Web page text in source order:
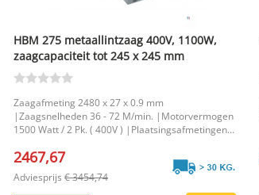
HBM 275 metaallintzaag 400V, 1100W,
zaagcapaciteit tot 245 x 245 mm
Zaagafmeting 2480 x 27 x 0.9 mm
|Zaagsnelheden 36 - 72 M/min. |Motorvermogen
1500 Watt / 2 Pk. ( 400V ) |Plaatsingsafmetingen
|Vierkant 245 x 180 mm. |Rond 100 mm. |Vierkant
100 x 100 mm. |Rond 160 mm. |Vierkant 160 x
115 mm. |
2467,67
Adviesprijs € 3454,74